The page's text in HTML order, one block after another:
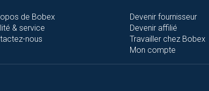
de Bobex
& service
nous
Devenir fournisseur
Devenir affilié
Travailler chez Bobex
Mon compte